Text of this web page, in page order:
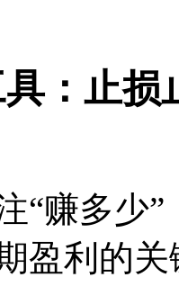
：止
“赚多少
盈利的